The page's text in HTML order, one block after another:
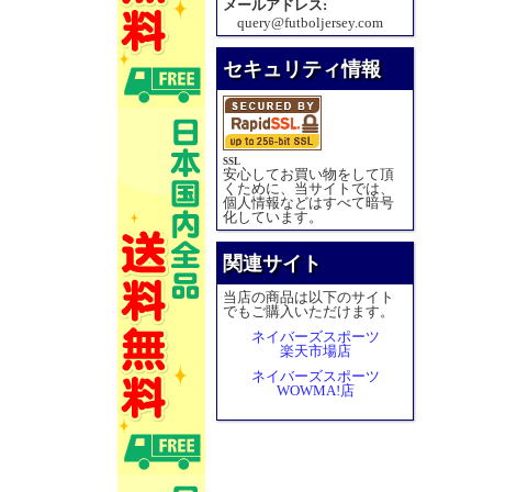
メールアドレス:
query@futboljersey.com
セキュリティ情報
SSL
安心してお買い物をして頂
くために、当サイトでは、
個人情報などはすべて暗号
化しています。
関連サイト
当店の商品は以下のサイト
でもご購入いただけます。
ネイバーズスポーツ
楽天市場店
ネイバーズスポーツ
WOWMA!店